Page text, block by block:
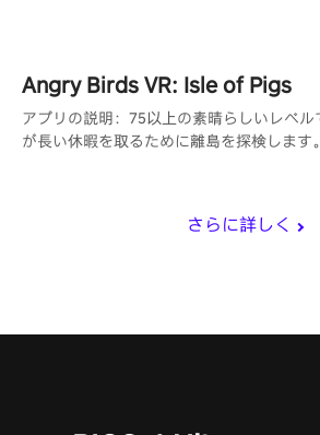
さらに詳しく
Angry Birds VR: Isle of Pigs
アプリの説明：75以上の素晴らしいレベル
が長い休暇を取るために離島を探検します